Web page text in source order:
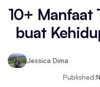
10+ Manfaat
buat
Jessica Dima
Published: